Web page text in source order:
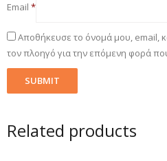
Email *
Αποθήκευσε το όνομά μου, email,
τον πλοηγό για την επόμενη φορά
Related products